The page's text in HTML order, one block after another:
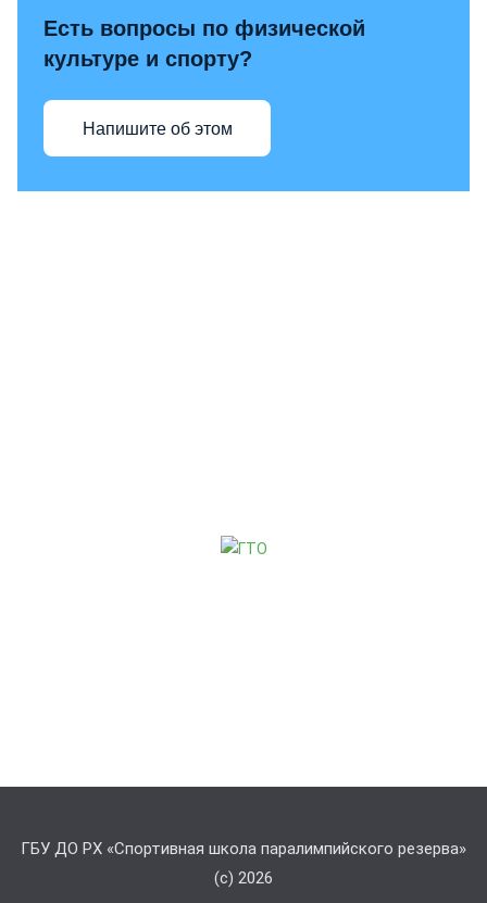
Есть вопросы по физической
культуре и спорту?
Напишите об этом
ГБУ ДО РХ «Спортивная школа паралимпийского резерва»
(с) 2026